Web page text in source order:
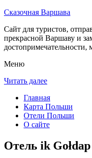
Сказочная Варшава
Сайт для туристов,
прекрасной Варшаву и
достопримечательности,
Меню
Читать далее
Главная
Карта Польши
Отели Польши
О сайте
Отель ik